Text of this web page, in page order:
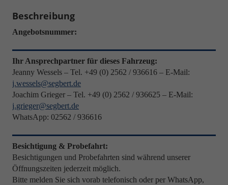
Beschreibung
Angebotsnummer:
Ihr Ansprechpartner für dieses Fahrzeug:
Jeanny Wessels – Tel. +49 (0) 2562 / 936616 – E-Mail:
j.wessels@segbert.de
Joachim Grieger – Tel. +49 (0) 2562 / 936625 – E-Mail:
j.grieger@segbert.de
WhatsApp: 02562 / 936616
Besichtigung & Probefahrt:
Besichtigungen und Probefahrten sind während unserer
Öffnungszeiten jederzeit möglich.
Bitte melden Sie sich vorab telefonisch oder per WhatsApp,